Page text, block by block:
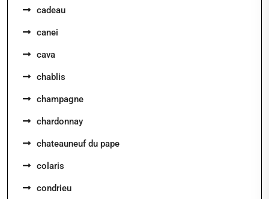
cadeau
canei
cava
chablis
champagne
chardonnay
chateauneuf du pape
colaris
condrieu